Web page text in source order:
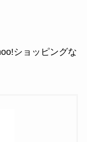
ショッピングな